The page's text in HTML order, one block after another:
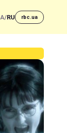
/RU rbc.ua